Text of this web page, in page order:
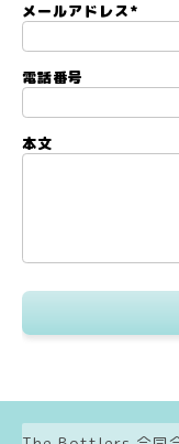
メールアドレス*
電話番号
本文